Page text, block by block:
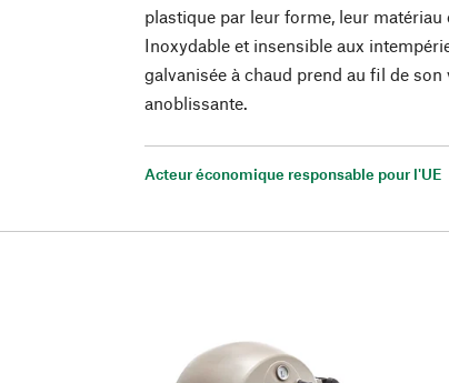
plastique par leur forme, leur matériau
Inoxydable et insensible aux
galvanisée à chaud prend au fil de
anoblissante.
Acteur économique responsable pour l'UE